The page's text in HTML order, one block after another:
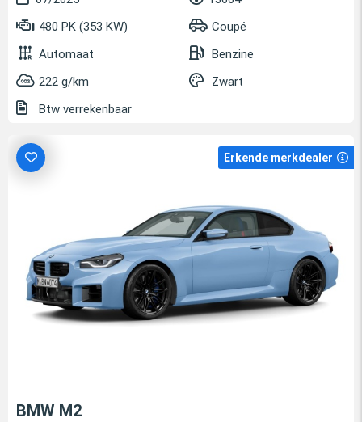
480 PK (353 KW)
Coupé
Automaat
Benzine
222 g/km
Zwart
Btw verrekenbaar
Erkende merkdealer
BMW M2